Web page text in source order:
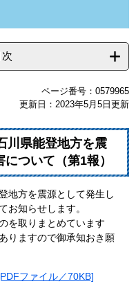
ページ番号：0579965
更新日：2023年5月5日更新
川県能登地方を震
ついて（第1報）
地方を震源として発生し
お知らせします。
を取りまとめています
りますので御承知おき願
ファイル／70KB]